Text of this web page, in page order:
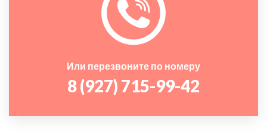
Или перезвоните по номеру
8 (927) 715-99-42